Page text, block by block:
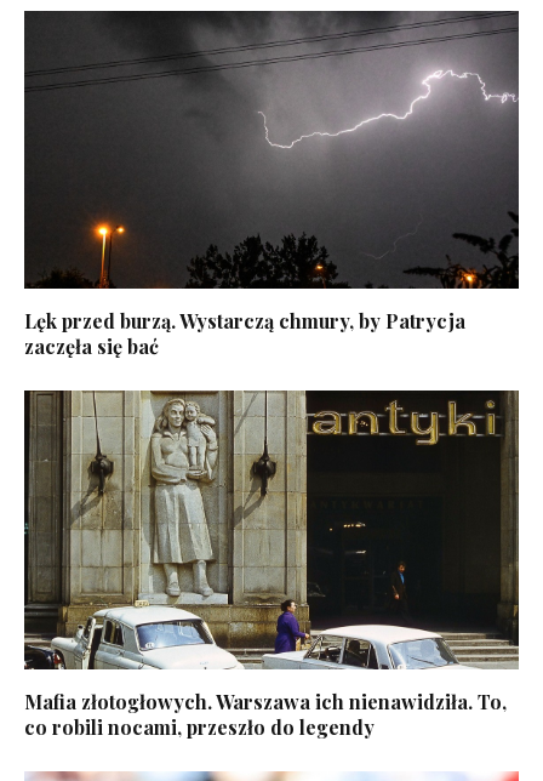
Lęk przed burzą. Wystarczą chmury, by Patrycja
zaczęła się bać
Mafia złotogłowych. Warszawa ich nienawidziła. To,
co robili nocami, przeszło do legendy